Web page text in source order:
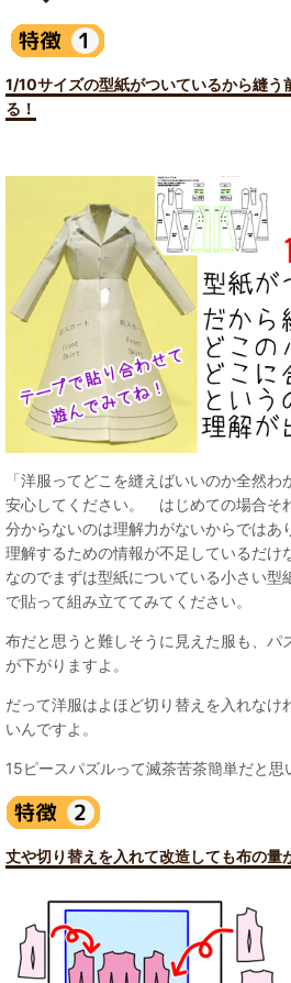
1/10サイズの型紙がついているから縫う
る！
「洋服ってどこを縫えばいいのか全然わ
安心してください。 はじめての場合そ
分からないのは理解力がないからではあ
理解するための情報が不足しているだけ
なのでまずは型紙についている小さい型
で貼って組み立ててみてください。
布だと思うと難しそうに見えた服も、パ
が下がりますよ。
だって洋服はよほど切り替えを入れなけ
いんですよ。
15ピースパズルって滅茶苦茶簡単だと思
丈や切り替えを入れて改造しても布の量